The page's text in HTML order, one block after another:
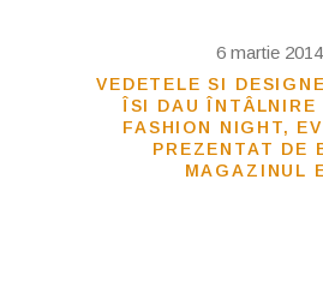
6 martie 2014
VEDETELE SI
ÎSI DAU ÎNTÂLNIRE
FASHION NIGHT,
PREZENTAT DE
MAGAZINUL